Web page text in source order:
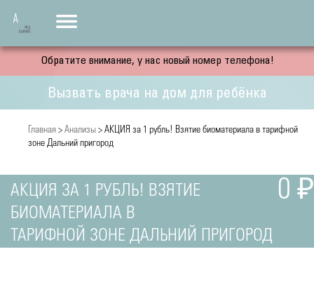
Обратите внимание, у нас новый номер телефона!
Вызвать врача на дом для ребёнка
Главная > Анализы > АКЦИЯ за 1 рубль! Взятие биоматериала в тарифной
зоне Дальний пригород
0 ₽
АКЦИЯ ЗА 1 РУБЛЬ! ВЗЯТИЕ
БИОМАТЕРИАЛА В
ТАРИФНОЙ ЗОНЕ ДАЛЬНИЙ ПРИГОРОД